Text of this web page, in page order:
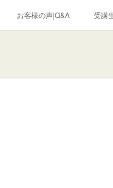
お客様の声|Q&A 受講